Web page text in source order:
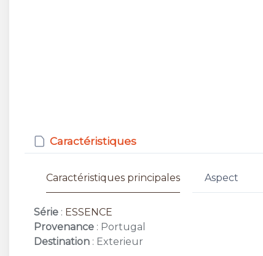
Caractéristiques
Caractéristiques principales Aspect
Série : ESSENCE
Provenance : Portugal
Destination : Exterieur